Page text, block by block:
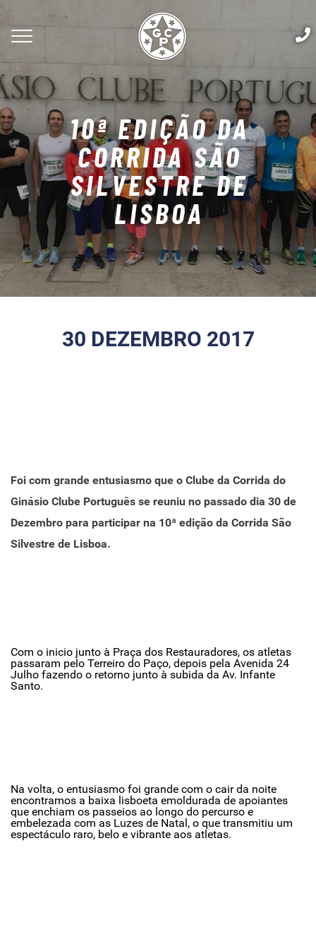
10ª EDIÇÃO DA
CORRIDA SÃO
SILVESTRE DE
LISBOA
30 DEZEMBRO 2017
Foi com grande entusiasmo que o Clube da Corrida do
Ginásio Clube Português se reuniu no passado dia 30 de
Dezembro para participar na 10ª edição da Corrida São
Silvestre de Lisboa.
Com o inicio junto à Praça dos Restauradores, os atletas
passaram pelo Terreiro do Paço, depois pela Avenida 24
Julho fazendo o retorno junto à subida da Av. Infante
Santo.
Na volta, o entusiasmo foi grande com o cair da noite
encontramos a baixa lisboeta emoldurada de apoiantes
que enchiam os passeios ao longo do percurso e
embelezada com as Luzes de Natal, o que transmitiu um
espectáculo raro, belo e vibrante aos atletas.